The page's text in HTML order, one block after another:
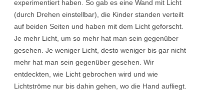
experimentiert haben. So gab es eine Wand mit Licht
(durch Drehen einstellbar), die Kinder standen verteilt
auf beiden Seiten und haben mit dem Licht geforscht.
Je mehr Licht, um so mehr hat man sein gegenüber
gesehen. Je weniger Licht, desto weniger bis gar nicht
mehr hat man sein gegenüber gesehen. Wir
entdeckten, wie Licht gebrochen wird und wie
Lichtströme nur bis dahin gehen, wo die Hand aufliegt.